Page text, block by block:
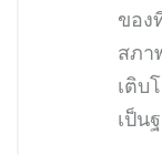
ของ
สภา
เติบ
เป็น